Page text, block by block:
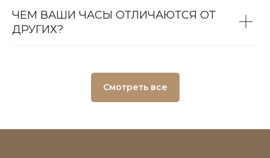
ЧЕМ ВАШИ ЧАСЫ ОТЛИЧАЮТСЯ ОТ
ДРУГИХ?
Смотреть все